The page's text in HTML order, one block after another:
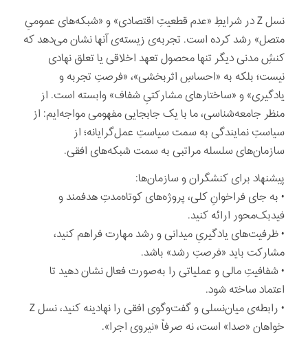
نسل Z در شرایطِ «عدم قطعیتِ اقتصادی» و «شبکه‌های عمومیِ
متصل» رشد کرده است. تجربه‌ی زیسته‌ی آنها نشان می‌دهد که
کنشِ مدنی دیگر تنها محصول تعهد اخلاقی یا تعلق نهادی
نیست؛ بلکه به «احساسِ اثربخشی»، «فرصتِ تجربه و
یادگیری» و «ساختارهای مشارکتیِ شفاف» وابسته است. از
منظر جامعه‌شناسی، ما با یک جابجایی مفهومی مواجه‌ایم: از
سیاستِ نمایندگی به سمت سیاستِ عمل‌گرایانه؛ از
سازمان‌های سلسله مراتبی به سمت شبکه‌های افقی.
پیشنهاد برای کنشگران و سازمان‌ها:
• به جای فراخوانِ کلی، پروژه‌های کوتاه‌مدتِ هدفمند و
فیدبک‌محور ارائه کنید.
• ظرفیت‌های یادگیریِ میدانی و رشد مهارت فراهم کنید،
مشارکت باید «فرصتِ رشد» باشد.
• شفافیتِ مالی و عملیاتی را به‌صورت فعال نشان دهید تا
اعتماد ساخته شود.
• رابطه‌ی میان‌نسلی و گفت‌وگوی افقی را نهادینه کنید، نسل Z
خواهان «صدا» است، نه صرفاً «نیروی اجرا».